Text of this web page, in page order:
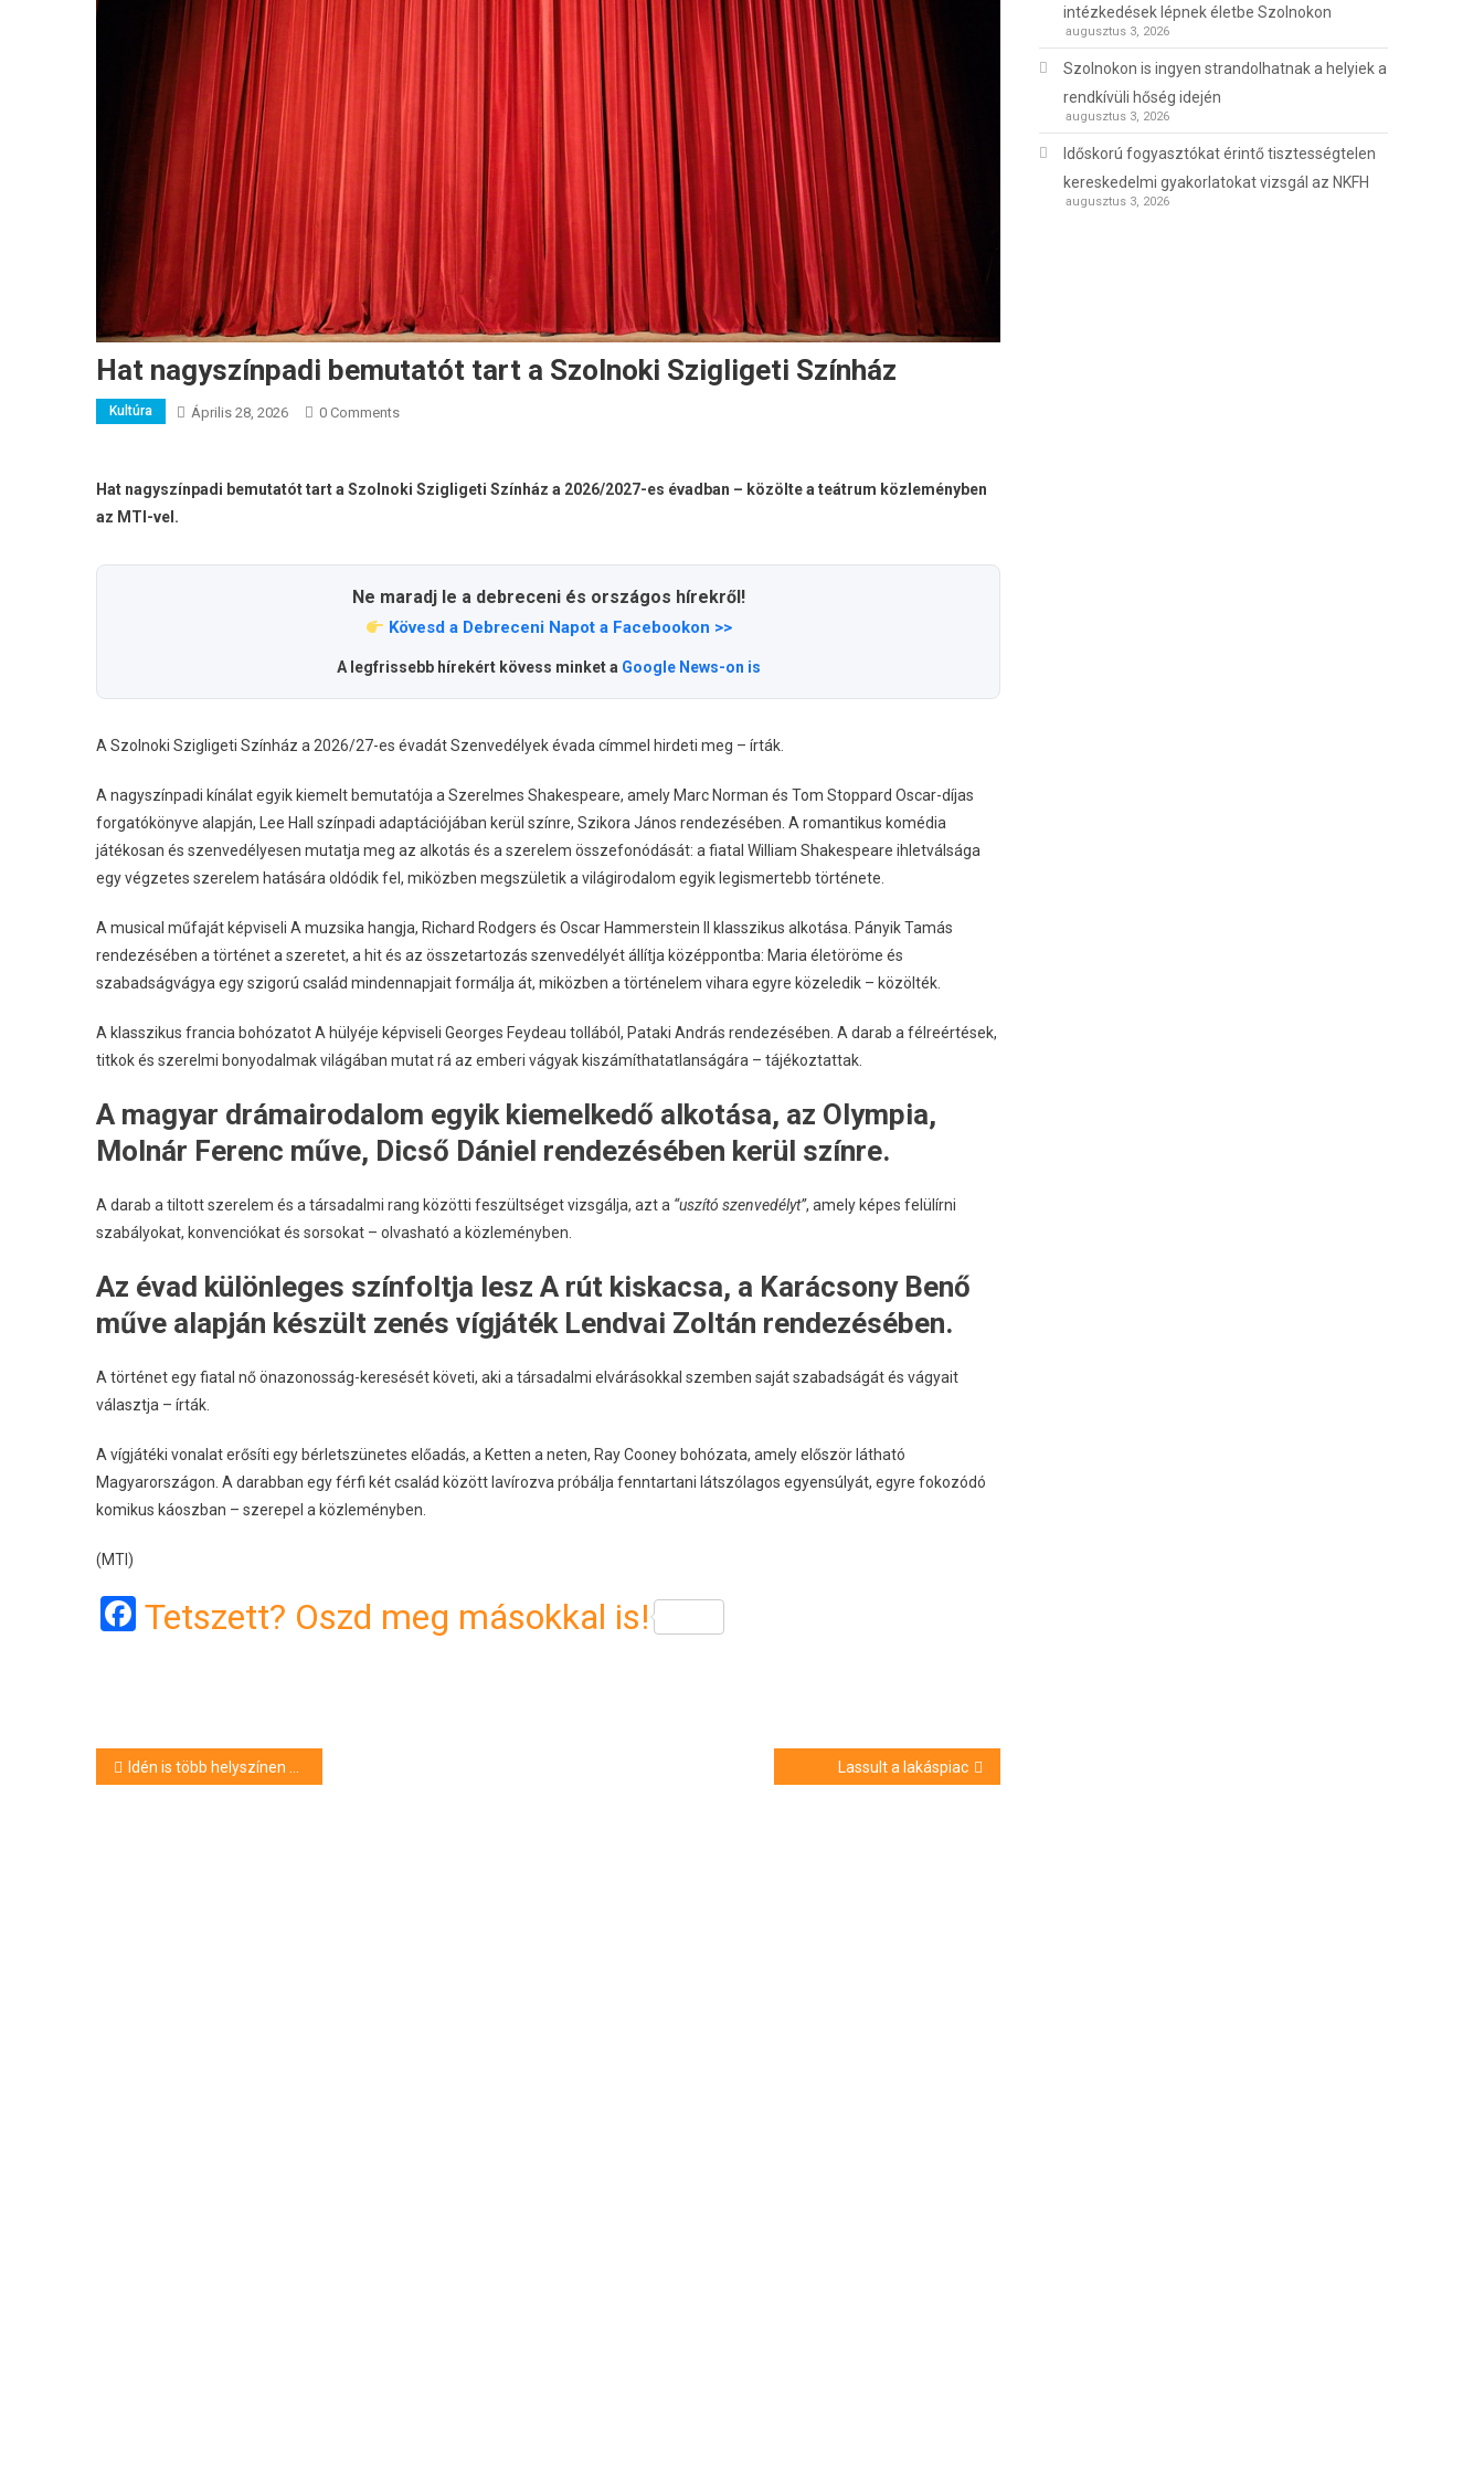
Hat nagyszínpadi bemutatót tart a Szolnoki Szigligeti Színház
Kultúra Április 28, 2026 0 Comments
Hat nagyszínpadi bemutatót tart a Szolnoki Szigligeti Színház a 2026/2027-es évadban – közölte a teátrum közleményben
az MTI-vel.
Ne maradj le a debreceni és országos hírekről!
Kövesd a Debreceni Napot a Facebookon >>
A legfrissebb hírekért kövess minket a Google News-on is
A Szolnoki Szigligeti Színház a 2026/27-es évadát Szenvedélyek évada címmel hirdeti meg – írták.
A nagyszínpadi kínálat egyik kiemelt bemutatója a Szerelmes Shakespeare, amely Marc Norman és Tom Stoppard Oscar-díjas
forgatókönyve alapján, Lee Hall színpadi adaptációjában kerül színre, Szikora János rendezésében. A romantikus komédia
játékosan és szenvedélyesen mutatja meg az alkotás és a szerelem összefonódását: a fiatal William Shakespeare ihletválsága
egy végzetes szerelem hatására oldódik fel, miközben megszületik a világirodalom egyik legismertebb története.
A musical műfaját képviseli A muzsika hangja, Richard Rodgers és Oscar Hammerstein II klasszikus alkotása. Pányik Tamás
rendezésében a történet a szeretet, a hit és az összetartozás szenvedélyét állítja középpontba: Maria életöröme és
szabadságvágya egy szigorú család mindennapjait formálja át, miközben a történelem vihara egyre közeledik – közölték.
A klasszikus francia bohózatot A hülyéje képviseli Georges Feydeau tollából, Pataki András rendezésében. A darab a félreértések,
titkok és szerelmi bonyodalmak világában mutat rá az emberi vágyak kiszámíthatatlanságára – tájékoztattak.
A magyar drámairodalom egyik kiemelkedő alkotása, az Olympia,
Molnár Ferenc műve, Dicső Dániel rendezésében kerül színre.
A darab a tiltott szerelem és a társadalmi rang közötti feszültséget vizsgálja, azt a “uszító szenvedélyt”, amely képes felülírni
szabályokat, konvenciókat és sorsokat – olvasható a közleményben.
Az évad különleges színfoltja lesz A rút kiskacsa, a Karácsony Benő
műve alapján készült zenés vígjáték Lendvai Zoltán rendezésében.
A történet egy fiatal nő önazonosság-keresését követi, aki a társadalmi elvárásokkal szemben saját szabadságát és vágyait
választja – írták.
A vígjátéki vonalat erősíti egy bérletszünetes előadás, a Ketten a neten, Ray Cooney bohózata, amely először látható
Magyarországon. A darabban egy férfi két család között lavírozva próbálja fenntartani látszólagos egyensúlyát, egyre fokozódó
komikus káoszban – szerepel a közleményben.
(MTI)
Facebook
Tetszett? Oszd meg másokkal is!
Bejegyzés
Idén is több helyszínen szervezik meg országszerte a Fülemülék éjszakája rendezvénysorozatot Lassult a lakáspiac
intézkedések lépnek életbe Szolnokon
augusztus 3, 2026
Szolnokon is ingyen strandolhatnak a helyiek a
rendkívüli hőség idején
augusztus 3, 2026
Időskorú fogyasztókat érintő tisztességtelen
kereskedelmi gyakorlatokat vizsgál az NKFH
augusztus 3, 2026